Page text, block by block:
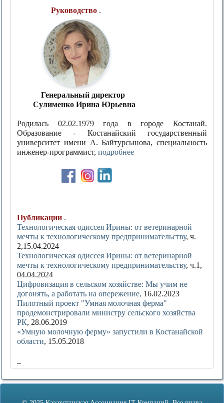
Руководство .
Генеральный директор
Сулименко Ирина Юрьевна
Родилась 02.02.1979 года в городе Костанай.
Образование - Костанайский государственный
университет имени А. Байтурсынова, специальность
инженер-программист, подробнее
Публикации .
Технологическая одиссея Ирины: от ветеринарной
мечты к технологическому предпринимательству, ч.
2,15.04.2024
Технологическая одиссея Ирины: от ветеринарной
мечты к технологическому предпринимательству, ч.1,
04.04.2024
Цифровизация в сельском хозяйстве: Мы учим не
догонять, а работать на опережение, 16.02.2023
Пилотный проект "Умная молочная ферма"
продемонстрировали министру сельского хозяйства
РК, 28.06.2019
«Умную молочную ферму» запустили в Костанайской
области, 15.05.2018